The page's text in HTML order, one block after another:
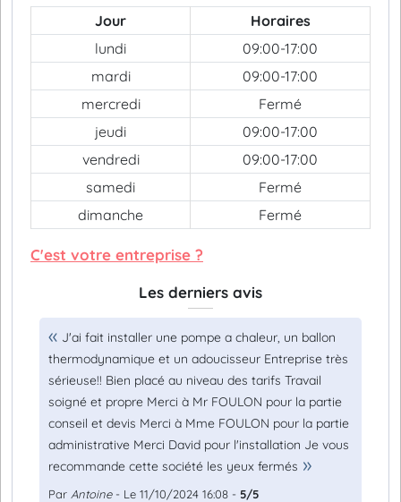
Jour
Horaires
lundi
09:00-17:00
mardi
09:00-17:00
mercredi
Fermé
jeudi
09:00-17:00
vendredi
09:00-17:00
samedi
Fermé
dimanche
Fermé
C'est votre entreprise ?
Les derniers avis
J'ai fait installer une pompe a chaleur, un ballon
thermodynamique et un adoucisseur Entreprise très
sérieuse!! Bien placé au niveau des tarifs Travail
soigné et propre Merci à Mr FOULON pour la partie
conseil et devis Merci à Mme FOULON pour la partie
administrative Merci David pour l'installation Je vous
recommande cette société les yeux fermés
Par Antoine- Le 11/10/2024 16:08 - 5/5